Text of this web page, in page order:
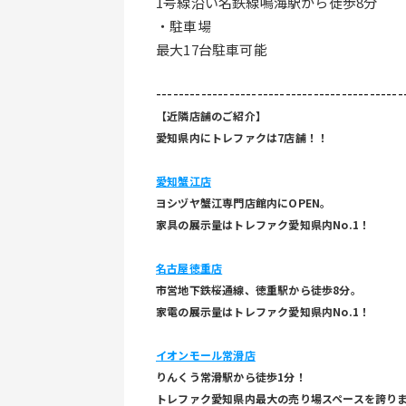
・駐車場
最大17台駐車可能
【近隣店舗のご紹介】
愛知県内にトレファクは7店舗！！
愛知蟹江店
ヨシヅヤ蟹江専門店館内にOPEN。
家具の展示量はトレファク愛知県内No.1！
名古屋徳重店
市営地下鉄桜通線、徳重駅から徒歩8分。
家電の展示量はトレファク愛知県内No.1！
イオンモール常滑店
りんくう常滑駅から徒歩1分！
トレファク愛知県内最大の売り場スペースを誇り